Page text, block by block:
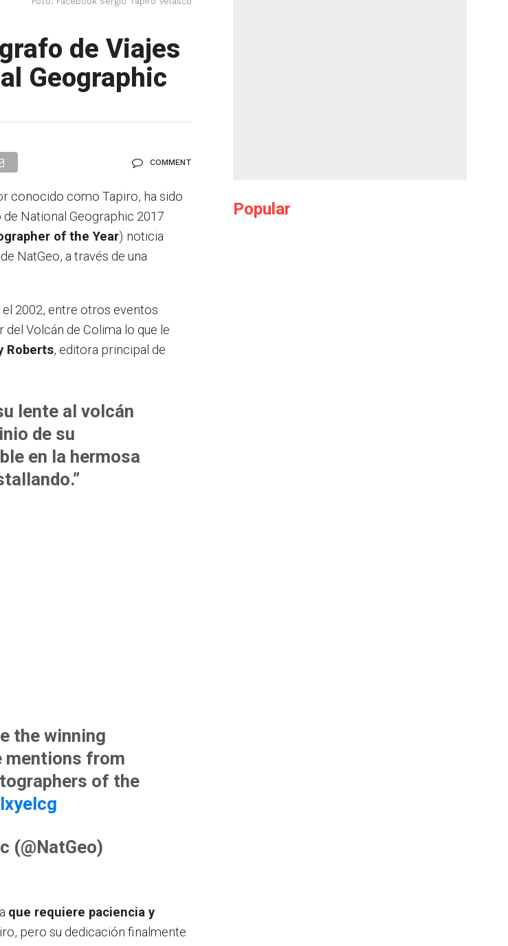
de Viajes
Geographic
COMMENT
conocido como Tapiro, ha sido
National Geographic 2017
of the Year) noticia
NatGeo, a través de una
2002, entre otros eventos
Volcán de Colima lo que le
Roberts, editora principal de
lente al volcán
de su
en la hermosa
the winning
mentions from
of the
(@NatGeo)
que requiere paciencia y
pero su dedicación finalmente
Popular